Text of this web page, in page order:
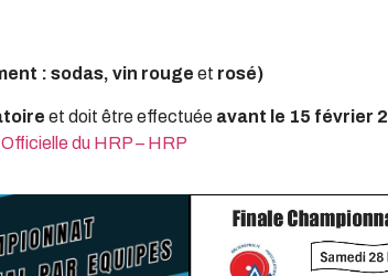
: sodas, vin rouge et rosé)
et doit être effectuée avant le 15 février
du HRP – HRP